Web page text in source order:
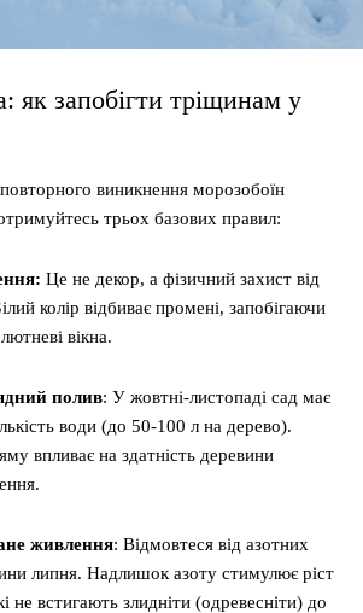
як запобігти тріщинам у
виникнення морозобоїн
трьох базових правил:
Це не декор, а фізичний захист від
колір відбиває промені, запобігаючи
вікна.
полив: У жовтні-листопаді сад має
води (до 50-100 л на дерево).
впливає на здатність деревини
живлення: Відмовтеся від азотних
липня. Надлишок азоту стимулює ріст
не встигають злидніти (одревесніти) до